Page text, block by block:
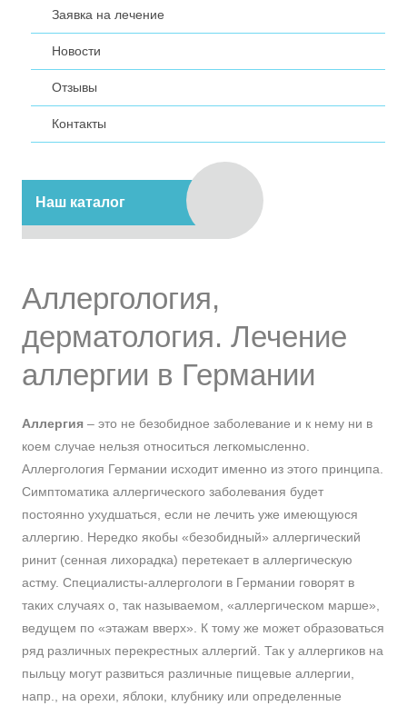
Заявка на лечение
Новости
Отзывы
Контакты
Наш каталог
Аллергология,
дерматология. Лечение
аллергии в Германии
Аллергия – это не безобидное заболевание и к нему ни в
коем случае нельзя относиться легкомысленно.
Аллергология Германии исходит именно из этого принципа.
Симптоматика аллергического заболевания будет
постоянно ухудшаться, если не лечить уже имеющуюся
аллергию. Нередко якобы «безобидный» аллергический
ринит (сенная лихорадка) перетекает в аллергическую
астму. Специалисты-аллергологи в Германии говорят в
таких случаях о, так называемом, «аллергическом марше»,
ведущем по «этажам вверх». К тому же может образоваться
ряд различных перекрестных аллергий. Так у аллергиков на
пыльцу могут развиться различные пищевые аллергии,
напр., на орехи, яблоки, клубнику или определенные